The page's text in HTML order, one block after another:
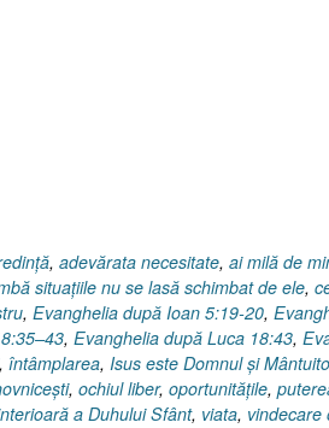
!”
, adevărata necesitate, ai milă de
situaţiile nu se lasă schimbat de ele,
, Evanghelia după Ioan 5:19-20,
, Evanghelia după Luca 18:43,
, întâmplarea, Isus este Domnul şi
, ochiul liber, oportunităţile,
a Duhului Sfânt, viata, vindecare